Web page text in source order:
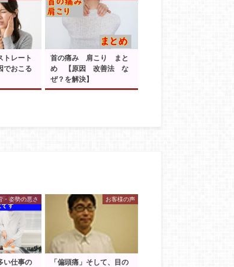
トレート
でおこる
首の痛み 肩こり まと
め 【原因 改善法 な
ぜ？を解決】
・姿勢の悪さ
い仕事の
お客様の声
「偏頭痛」そして、目の